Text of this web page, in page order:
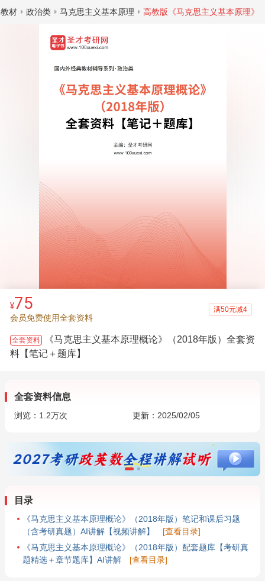
材 政治类 马克思主义基本原理 高教版《马克思主义基本原理》
¥75
会员免费使用全套资料
满50元减4
全套资料
《马克思主义基本原理概论》（2018年版）全套资
料【笔记＋题库】
全套资料信息
浏览： 1.2万次 更新：2025/02/05
目录
《马克思主义基本原理概论》（2018年版）笔记和课后习题
（含考研真题）AI讲解【视频讲解】
[查看目录]
《马克思主义基本原理概论》（2018年版）配套题库【考研真
题精选＋章节题库】AI讲解
[查看目录]